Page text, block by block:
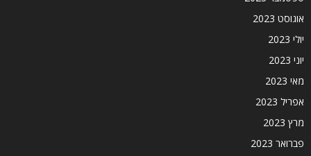
אוגוסט 2023
יולי 2023
יוני 2023
מאי 2023
אפריל 2023
מרץ 2023
פברואר 2023